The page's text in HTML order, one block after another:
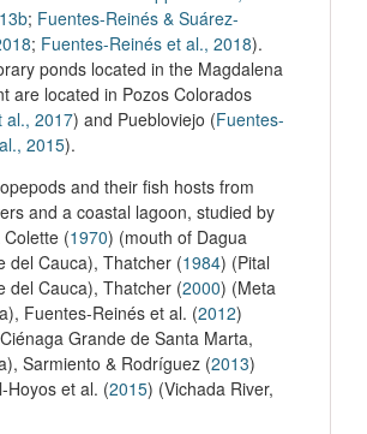
; Fuentes-Reinés & Suárez-
; Fuentes-Reinés et al., 2018).
ponds located in the Magdalena
are located in Pozos Colorados
al., 2017) and Puebloviejo (Fuentes-
2015).
and their fish hosts from
and a coastal lagoon, studied by
(1970) (mouth of Dagua
del Cauca), Thatcher (1984) (Pital
del Cauca), Thatcher (2000) (Meta
Fuentes-Reinés et al. (2012)
Grande de Santa Marta,
Sarmiento & Rodríguez (2013)
Hoyos et al. (2015) (Vichada River,